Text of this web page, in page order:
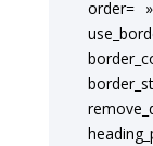
order=